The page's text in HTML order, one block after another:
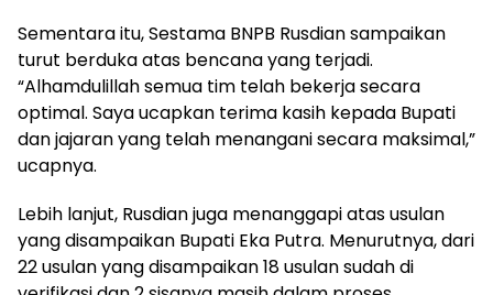
Sementara itu, Sestama BNPB Rusdian sampaikan
turut berduka atas bencana yang terjadi.
“Alhamdulillah semua tim telah bekerja secara
optimal. Saya ucapkan terima kasih kepada Bupati
dan jajaran yang telah menangani secara maksimal,”
ucapnya.
Lebih lanjut, Rusdian juga menanggapi atas usulan
yang disampaikan Bupati Eka Putra. Menurutnya, dari
22 usulan yang disampaikan 18 usulan sudah di